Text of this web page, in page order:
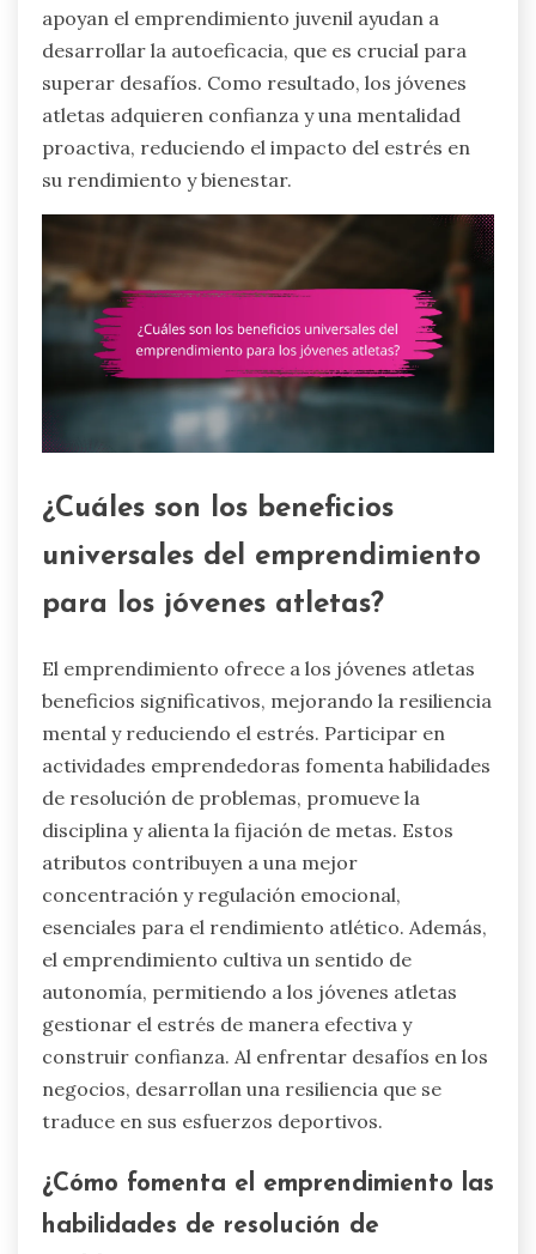
apoyan el emprendimiento juvenil ayudan a
desarrollar la autoeficacia, que es crucial para
superar desafíos. Como resultado, los jóvenes
atletas adquieren confianza y una mentalidad
proactiva, reduciendo el impacto del estrés en
su rendimiento y bienestar.
¿Cuáles son los beneficios
universales del emprendimiento
para los jóvenes atletas?
El emprendimiento ofrece a los jóvenes atletas
beneficios significativos, mejorando la resiliencia
mental y reduciendo el estrés. Participar en
actividades emprendedoras fomenta habilidades
de resolución de problemas, promueve la
disciplina y alienta la fijación de metas. Estos
atributos contribuyen a una mejor
concentración y regulación emocional,
esenciales para el rendimiento atlético. Además,
el emprendimiento cultiva un sentido de
autonomía, permitiendo a los jóvenes atletas
gestionar el estrés de manera efectiva y
construir confianza. Al enfrentar desafíos en los
negocios, desarrollan una resiliencia que se
traduce en sus esfuerzos deportivos.
¿Cómo fomenta el emprendimiento las
habilidades de resolución de